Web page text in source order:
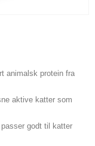
animalsk protein fra
aktive katter som
godt til katter